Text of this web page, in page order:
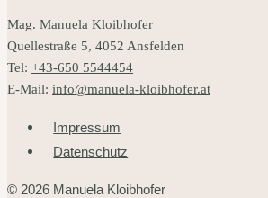
Mag. Manuela Kloibhofer
Quellestraße 5, 4052 Ansfelden
Tel: +43-650 5544454
E-Mail: info@manuela-kloibhofer.at
Impressum
Datenschutz
© 2026 Manuela Kloibhofer